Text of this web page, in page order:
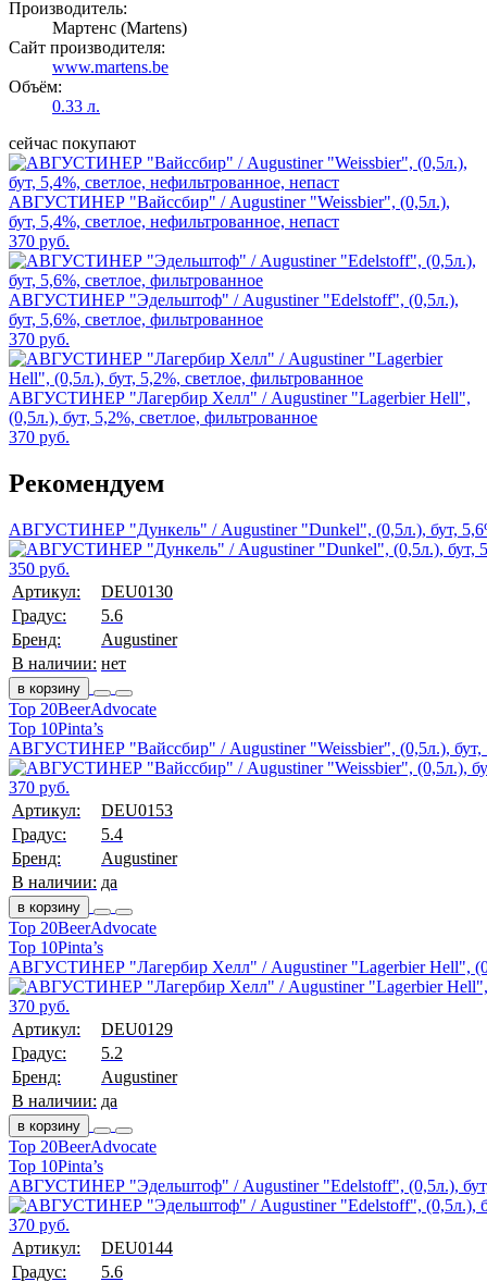
Производитель:
Мартенс (Martens)
Сайт производителя:
www.martens.be
Объём:
0.33 л.
сейчас покупают
АВГУСТИНЕР "Вайссбир" / Augustiner "Weissbier", (0,5л.),
бут, 5,4%, светлое, нефильтрованное, непаст
370 руб.
АВГУСТИНЕР "Эдельштоф" / Augustiner "Edelstoff", (0,5л.),
бут, 5,6%, светлое, фильтрованное
370 руб.
АВГУСТИНЕР "Лагербир Хелл" / Augustiner "Lagerbier Hell",
(0,5л.), бут, 5,2%, светлое, фильтрованное
370 руб.
Рекомендуем
АВГУСТИНЕР "Дункель" / Augustiner "Dunkel", (0,5л.), бут,
350 руб.
Артикул:
DEU0130
Градус:
5.6
Бренд:
Augustiner
В наличии: нет
в корзину
Top 20BeerAdvocate
Top 10Pinta’s
АВГУСТИНЕР "Вайссбир" / Augustiner "Weissbier", (0,5л.), бут,
370 руб.
Артикул:
DEU0153
Градус:
5.4
Бренд:
Augustiner
В наличии: да
в корзину
Top 20BeerAdvocate
Top 10Pinta’s
АВГУСТИНЕР "Лагербир Хелл" / Augustiner "Lagerbier Hell",
370 руб.
Артикул:
DEU0129
Градус:
5.2
Бренд:
Augustiner
В наличии: да
в корзину
Top 20BeerAdvocate
Top 10Pinta’s
АВГУСТИНЕР "Эдельштоф" / Augustiner "Edelstoff", (0,5л.), бут,
370 руб.
Артикул:
DEU0144
Градус:
5.6